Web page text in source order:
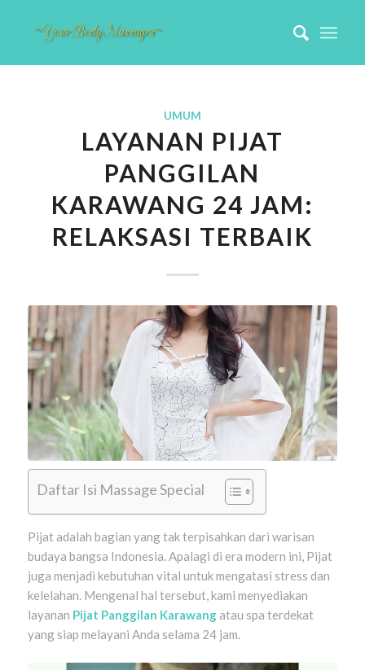
UMUM
LAYANAN PIJAT
PANGGILAN
KARAWANG 24 JAM:
RELAKSASI TERBAIK
Daftar Isi Massage Special
Pijat adalah bagian yang tak terpisahkan dari warisan
budaya bangsa Indonesia. Apalagi di era modern ini, Pijat
juga menjadi kebutuhan vital untuk mengatasi stress dan
kelelahan. Mengenal hal tersebut, kami menyediakan
layanan Pijat Panggilan Karawangatau spa terdekat
yang siap melayani Anda selama 24 jam.